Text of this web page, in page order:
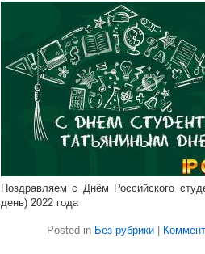
Поздравляем с Днём Российского
день) 2022 года
Posted in Без рубрики